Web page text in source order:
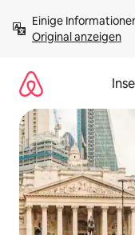
Inhalten
springenOriginal anzeigen